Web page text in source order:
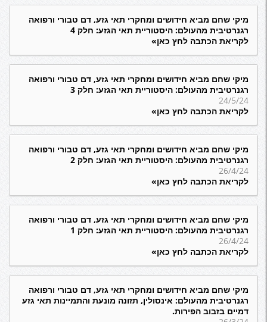
מיקי שחם מביא חידושים ומחקרי תאי גזע, דם טבורי ורפואה
רגנרטיבית מהעולם: היסטוריית תאי הגזע: חלק 4
לקריאת הכתבה לחץ כאן»
מיקי שחם מביא חידושים ומחקרי תאי גזע, דם טבורי ורפואה
רגנרטיבית מהעולם: היסטוריית תאי הגזע: חלק 3
24/5/24
לקריאת הכתבה לחץ כאן»
מיקי שחם מביא חידושים ומחקרי תאי גזע, דם טבורי ורפואה
רגנרטיבית מהעולם: היסטוריית תאי הגזע: חלק 2
26/4/24
לקריאת הכתבה לחץ כאן»
מיקי שחם מביא חידושים ומחקרי תאי גזע, דם טבורי ורפואה
רגנרטיבית מהעולם: היסטוריית תאי הגזע: חלק 1
26/4/24
לקריאת הכתבה לחץ כאן»
מיקי שחם מביא חידושים ומחקרי תאי גזע, דם טבורי ורפואה
רגנרטיבית מהעולם: אינסולין, תזונה מונעת והתמיינות תאי גזע
דמיים בזבוב הפירות.